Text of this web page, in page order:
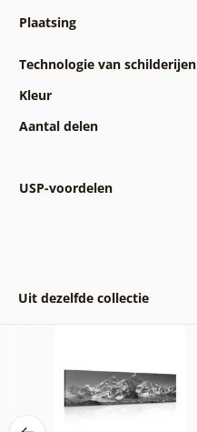
Plaatsing
Technologie van schilderijen
Kleur
Aantal delen
USP-voordelen
Uit dezelfde collectie